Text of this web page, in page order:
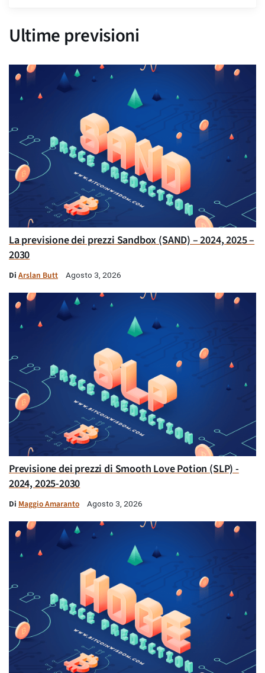
Ultime previsioni
La previsione dei prezzi Sandbox (SAND) – 2024, 2025 –
2030
Di Arslan Butt Agosto 3, 2026
Previsione dei prezzi di Smooth Love Potion (SLP) -
2024, 2025-2030
Di Maggio Amaranto Agosto 3, 2026